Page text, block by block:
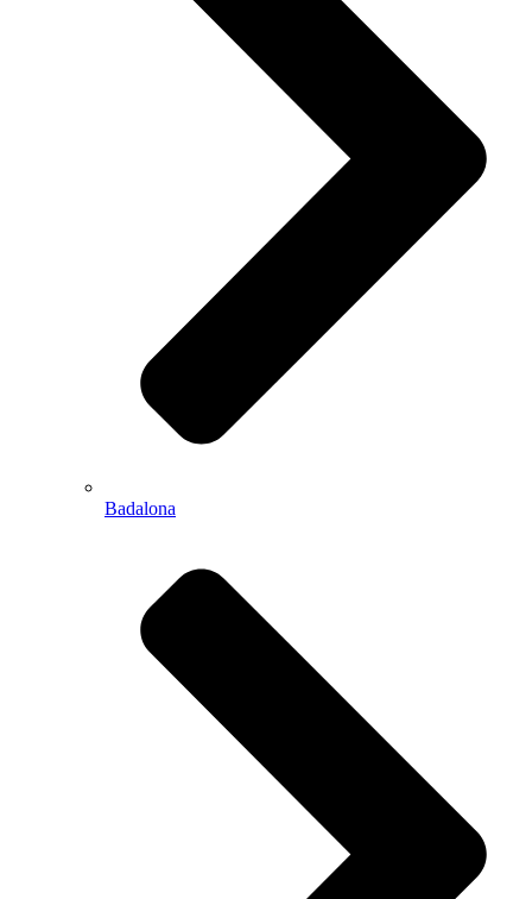
Badalona